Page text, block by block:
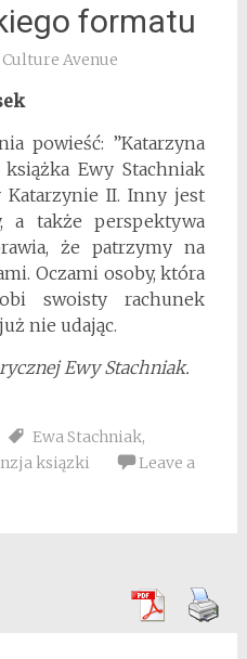
formatu
Culture Avenue
powieść: ”Katarzyna
książka Ewy Stachniak
Katarzynie II. Inny jest
a także perspektywa
że patrzymy na
Oczami osoby, która
swoisty rachunek
nie udając.
Ewy Stachniak.
Ewa Stachniak,
ksiązki
Leave a